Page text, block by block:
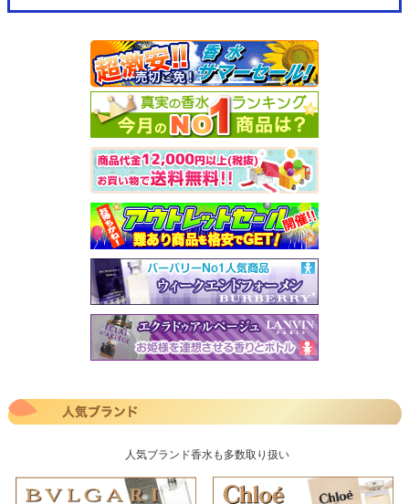
人気ブランド香水も多数取り扱い